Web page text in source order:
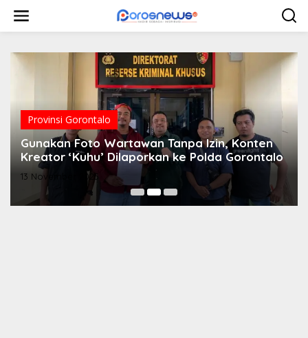
w
Provinsi Gorontalo
Gunakan Foto Wartawan Tanpa Izin, Konten
Kreator ‘Kuhu’ Dilaporkan ke Polda Gorontalo
13 November 2025